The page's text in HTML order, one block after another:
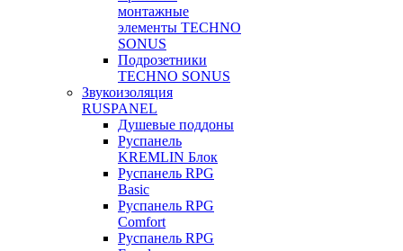
монтажные
элементы TECHNO
SONUS
Подрозетники
TECHNO SONUS
Звукоизоляция
RUSPANEL
Душевые поддоны
Руспанель
KREMLIN Блок
Руспанель RPG
Basic
Руспанель RPG
Comfort
Руспанель RPG